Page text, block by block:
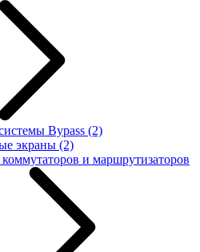
Bypass (2)
экраны (2)
и маршрутизаторов